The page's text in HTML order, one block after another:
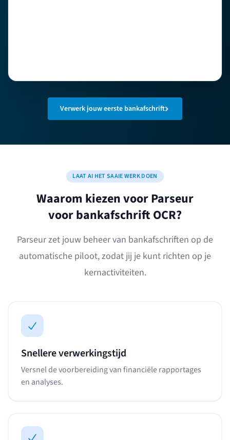
Verwerk jouw eerste bankafschrift
LAAT AI HET SAAIE WERK DOEN
Waarom kiezen voor Parseur
voor bankafschrift OCR?
Parseur zet jouw beheer van bankafschriften op de
automatische piloot, zodat jij je kunt richten op je
kernactiviteiten.
Snellere verwerkingstijd
Versnel de voorbereiding van financiële rapportages
en analyses.